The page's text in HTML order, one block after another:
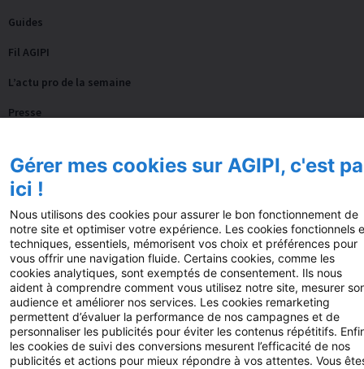
Guides
Fil AGIPI
L’actu pro de la semaine
Presse
Nos autres sites
Fonds de dotation AGIPI
© 2025 AGIPI – Tous droits réservés Mentions
légales Politiques de confidentialité Politique
Cookie Accessibilité: partiellement conforme Plan du
site Résilier mon adhésion
Gérer mes cookies sur AGIPI, c'est
ici !
Nous utilisons des cookies pour assurer le bon fonctionnement de
notre site et optimiser votre expérience. Les cookies fonctionnels
techniques, essentiels, mémorisent vos choix et préférences pour
vous offrir une navigation fluide. Certains cookies, comme les
cookies analytiques, sont exemptés de consentement. Ils nous
aident à comprendre comment vous utilisez notre site, mesurer
audience et améliorer nos services. Les cookies remarketing
permettent d’évaluer la performance de nos campagnes et de
personnaliser les publicités pour éviter les contenus répétitifs.
les cookies de suivi des conversions mesurent l’efficacité de nos
publicités et actions pour mieux répondre à vos attentes. Vous